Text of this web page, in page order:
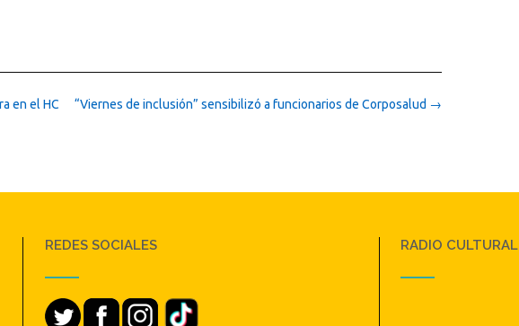
“Viernes de inclusión” sensibilizó a funcionarios de Corposalud →
en el HC
REDES SOCIALES RADIO CULTURAL